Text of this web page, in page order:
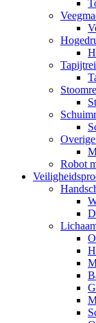
Robot